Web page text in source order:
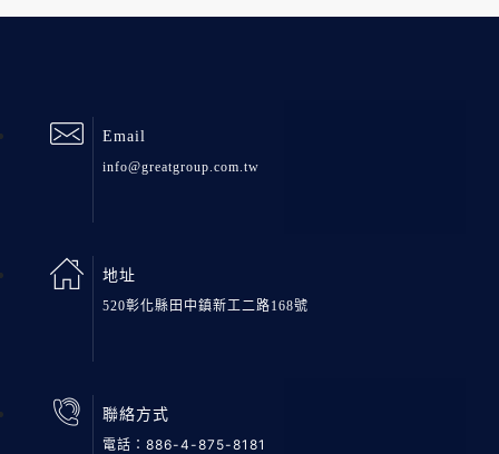
Email
info@greatgroup.com.tw
地址
520彰化縣田中鎮新工二路168號
聯絡方式
電話： 886-4-875-8181